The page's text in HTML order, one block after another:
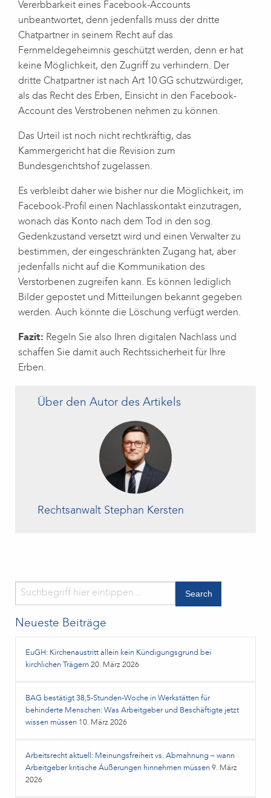
Vererbbarkeit eines Facebook-Accounts
unbeantwortet, denn jedenfalls muss der dritte
Chatpartner in seinem Recht auf das
Fernmeldegeheimnis geschützt werden, denn er hat
keine Möglichkeit, den Zugriff zu verhindern. Der
dritte Chatpartner ist nach Art 10 GG schutzwürdiger,
als das Recht des Erben, Einsicht in den Facebook-
Account des Verstrobenen nehmen zu können.
Das Urteil ist noch nicht rechtkräftig, das
Kammergericht hat die Revision zum
Bundesgerichtshof zugelassen.
Es verbleibt daher wie bisher nur die Möglichkeit, im
Facebook-Profil einen Nachlasskontakt einzutragen,
wonach das Konto nach dem Tod in den sog.
Gedenkzustand versetzt wird und einen Verwalter zu
bestimmen, der eingeschränkten Zugang hat, aber
jedenfalls nicht auf die Kommunikation des
Verstorbenen zugreifen kann. Es können lediglich
Bilder gepostet und Mitteilungen bekannt gegeben
werden. Auch könnte die Löschung verfügt werden.
Fazit: Regeln Sie also Ihren digitalen Nachlass und
schaffen Sie damit auch Rechtssicherheit für Ihre
Erben.
Über den Autor des Artikels
Rechtsanwalt Stephan Kersten
Neueste Beiträge
EuGH: Kirchenaustritt allein kein Kündigungsgrund bei
kirchlichen Trägern 20. März 2026
BAG bestätigt 38,5‑Stunden‑Woche in Werkstätten für
behinderte Menschen: Was Arbeitgeber und Beschäftigte jetzt
wissen müssen 10. März 2026
Arbeitsrecht aktuell: Meinungsfreiheit vs. Abmahnung – wann
Arbeitgeber kritische Äußerungen hinnehmen müssen 9. März
2026